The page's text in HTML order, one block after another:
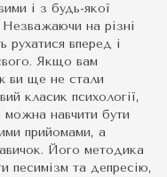
і з будь-якої
на різні
вперед і
Якщо вам
ви ще не стали
класик психології,
навчити бути
прийомами, а
Його методика
песимізм та депресію,